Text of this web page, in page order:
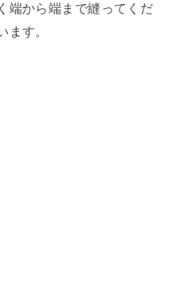
端から端まで縫ってくだ
ます。